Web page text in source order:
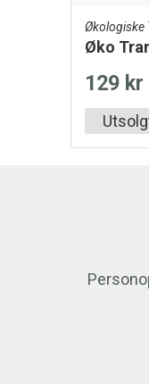
Økologiske
Øko
129 kr